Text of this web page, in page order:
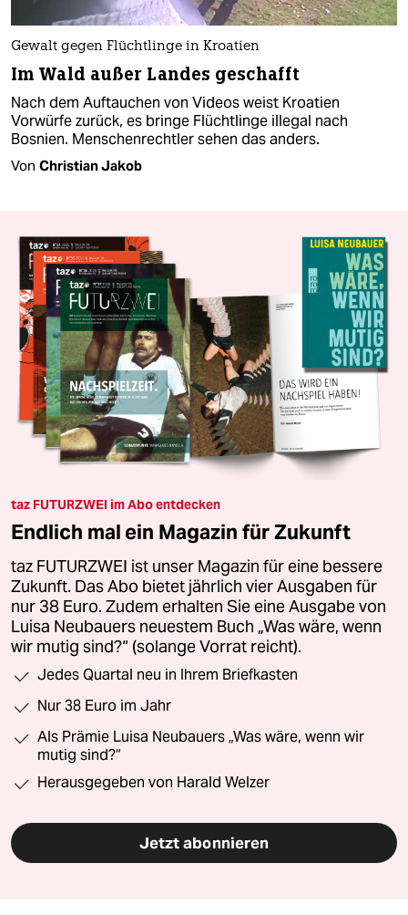
Gewalt gegen Flüchtlinge in Kroatien
Im Wald außer Landes geschafft
Nach dem Auftauchen von Videos weist Kroatien
Vorwürfe zurück, es bringe Flüchtlinge illegal nach
Bosnien. Menschenrechtler sehen das anders.
Von Christian Jakob
taz FUTURZWEI im Abo entdecken
Endlich mal ein Magazin für Zukunft
taz FUTURZWEI ist unser Magazin für eine bessere
Zukunft. Das Abo bietet jährlich vier Ausgaben für
nur 38 Euro. Zudem erhalten Sie eine Ausgabe von
Luisa Neubauers neuestem Buch „Was wäre, wenn
wir mutig sind?“ (solange Vorrat reicht).
Jedes Quartal neu in Ihrem Briefkasten
Nur 38 Euro im Jahr
Als Prämie Luisa Neubauers „Was wäre, wenn wir
mutig sind?“
Herausgegeben von Harald Welzer
Jetzt abonnieren